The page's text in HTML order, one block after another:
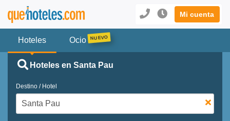
Mi cuenta
Hoteles Ocio
Hoteles en Santa Pau
Destino / Hotel